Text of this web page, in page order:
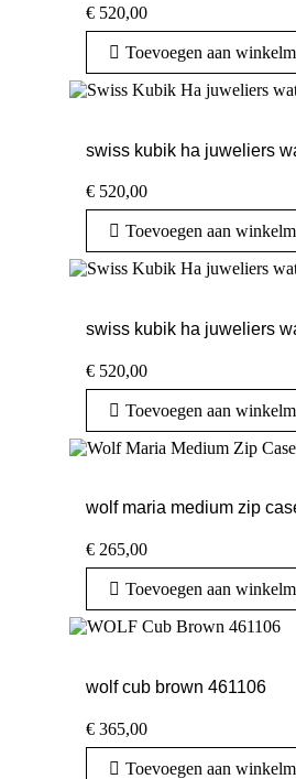
€ 520,00
Toevoegen aan
swiss kubik ha juweliers
€ 520,00
Toevoegen aan
swiss kubik ha juweliers
€ 520,00
Toevoegen aan
wolf maria medium zip
€ 265,00
Toevoegen aan
wolf cub brown 461106
€ 365,00
Toevoegen aan